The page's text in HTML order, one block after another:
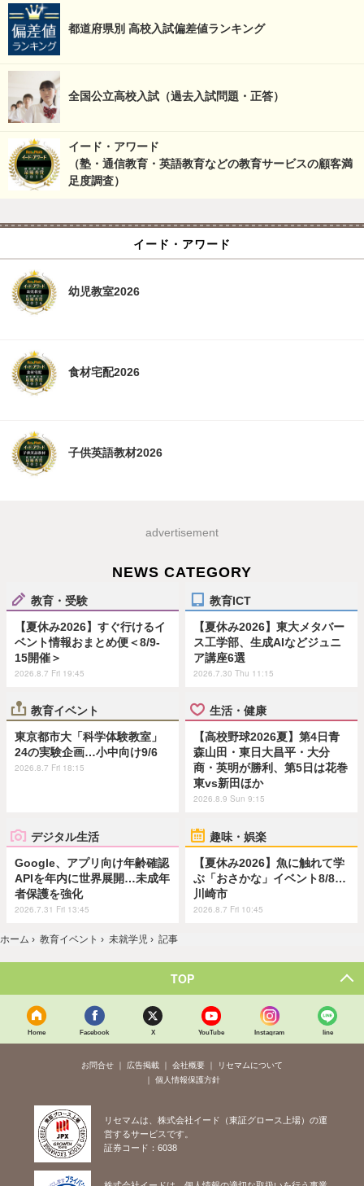
都道府県別 高校入試偏差値ランキング
全国公立高校入試（過去入試問題・正答）
イード・アワード
（塾・通信教育・英語教育などの教育サービスの顧客満
足度調査）
イード・アワード
幼児教室2026
食材宅配2026
子供英語教材2026
advertisement
NEWS CATEGORY
教育・受験
【夏休み2026】すぐ行けるイ
ベント情報おまとめ便＜8/9-
15開催＞
2026.8.7 Fri 19:45
教育ICT
【夏休み2026】東大メタバー
ス工学部、生成AIなどジュニ
ア講座6選
2026.7.30 Thu 11:15
教育イベント
東京都市大「科学体験教室」
24の実験企画…小中向け9/6
2026.8.7 Fri 18:15
生活・健康
【高校野球2026夏】第4日青
森山田・東日大昌平・大分
商・英明が勝利、第5日は花巻
東vs新田ほか
2026.8.9 Sun 9:15
デジタル生活
Google、アプリ向け年齢確認
APIを年内に世界展開…未成年
者保護を強化
2026.7.31 Fri 13:45
趣味・娯楽
【夏休み2026】魚に触れて学
ぶ「おさかな」イベント8/8…
川崎市
2026.8.7 Fri 10:45
ホーム › 教育イベント › 未就学児 › 記事
TOP
Home Facebook X YouTube Instagram line
お問合せ 広告掲載 会社概要
リセマムについて
個人情報保護方針
リセマムは、株式会社イード（東証グロース上場）の運
営するサービスです。
証券コード：6038